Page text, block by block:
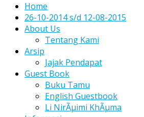
Home
26-10-2014 s/d 12-08-2015
About Us
Tentang Kami
Arsip
Jajak Pendapat
Guest Book
Buku Tamu
English Guestbook
Li NirÃµimi KhÃµma